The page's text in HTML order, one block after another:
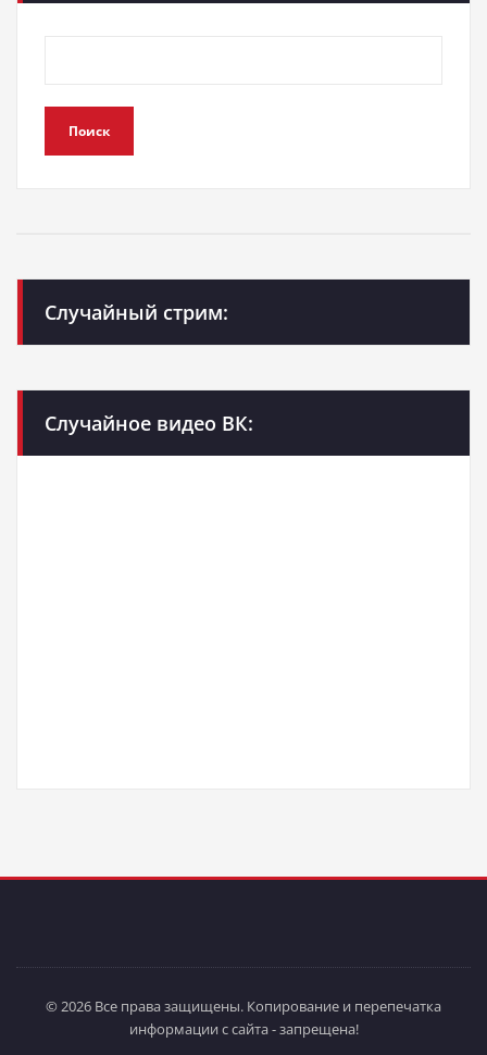
Поиск
Случайный стрим:
Случайное видео ВК:
© 2026 Все права защищены. Копирование и перепечатка
информации с сайта - запрещена!